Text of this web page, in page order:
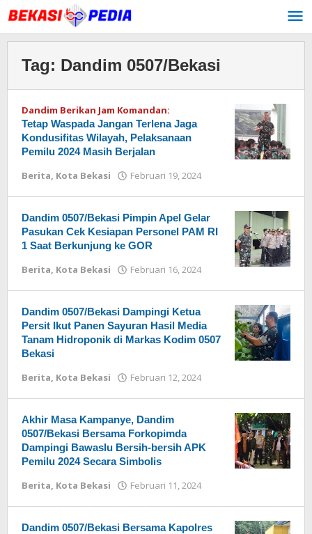
Lewati
ke
konten
Tag: Dandim 0507/Bekasi
Dandim Berikan Jam Komandan:
Tetap Waspada Jangan Terlena Jaga
Kondusifitas Wilayah, Pelaksanaan
Pemilu 2024 Masih Berjalan
Berita, Kota Bekasi Februari 19, 2024
Dandim 0507/Bekasi Pimpin Apel Gelar
Pasukan Cek Kesiapan Personel PAM RI
1 Saat Berkunjung ke GOR
Berita, Kota Bekasi Februari 16, 2024
Dandim 0507/Bekasi Dampingi Ketua
Persit Ikut Panen Sayuran Hasil Media
Tanam Hidroponik di Markas Kodim 0507
Bekasi
Berita, Kota Bekasi Februari 12, 2024
Akhir Masa Kampanye, Dandim
0507/Bekasi Bersama Forkopimda
Dampingi Bawaslu Bersih-bersih APK
Pemilu 2024 Secara Simbolis
Berita, Kota Bekasi Februari 11, 2024
Dandim 0507/Bekasi Bersama Kapolres